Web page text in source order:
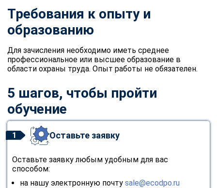
Требования к опыту и
образованию
Для зачисления необходимо иметь среднее
профессиональное или высшее образование в
области охраны труда. Опыт работы не обязателен.
5 шагов, чтобы пройти
обучение
1 Оставьте заявку
Оставьте заявку любым удобным для вас
способом:
на нашу электронную почту sale@ecodpo.ru